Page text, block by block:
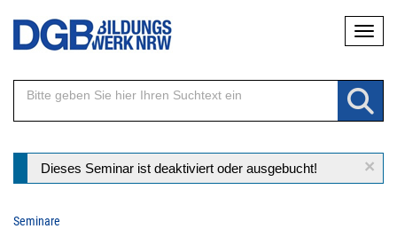
Direkt
Inhalt
×
Statusmeldung
Dieses Seminar ist deaktiviert oder ausgebucht!
Seminare